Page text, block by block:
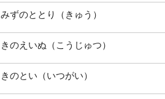
みずのととり（きゅう）
きのえいぬ（こうじゅつ）
きのとい（いつがい）